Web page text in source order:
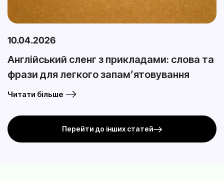
10.04.2026
Англійський сленг з прикладами: слова та
фрази для легкого запам’ятовування
Читати більше
Перейти до інших статей